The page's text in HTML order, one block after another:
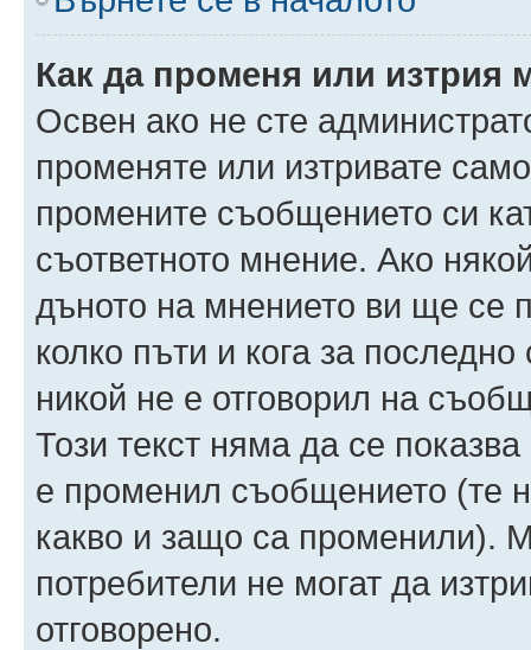
Как да променя или изтрия
Освен ако не сте
променяте или изтривате
промените съобщението си
съответното мнение. Ако
дъното на мнението ви ще се
колко пъти и кога за
никой не е отговорил на
Този текст няма да се
е променил съобщението (те
какво и защо са променили).
потребители не могат да
отговорено.